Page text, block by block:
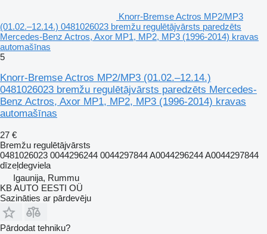
Knorr-Bremse Actros MP2/MP3
(01.02.–12.14.) 0481026023 bremžu regulētājvārsts paredzēts
Mercedes-Benz Actros, Axor MP1, MP2, MP3 (1996-2014) kravas
automašīnas
5
Knorr-Bremse Actros MP2/MP3 (01.02.–12.14.)
0481026023 bremžu regulētājvārsts paredzēts Mercedes-
Benz Actros, Axor MP1, MP2, MP3 (1996-2014) kravas
automašīnas
27 €
Bremžu regulētājvārsts
0481026023 0044296244 0044297844 A0044296244 A0044297844
dīzeļdegviela
Igaunija, Rummu
KB AUTO EESTI OÜ
Sazināties ar pārdevēju
Pārdodat tehniku?